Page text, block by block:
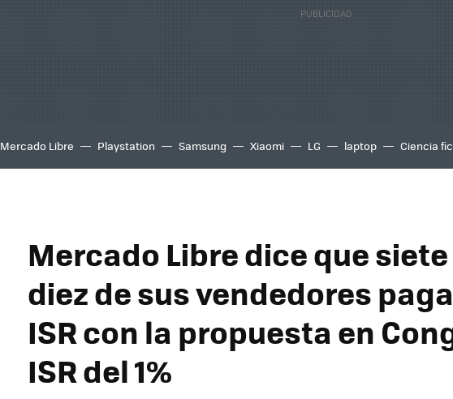
Mercado Libre Playstation Samsung Xiaomi LG laptop Ciencia
Mercado Libre dice que
diez de sus vendedores
ISR con la propuesta en
ISR del 1%